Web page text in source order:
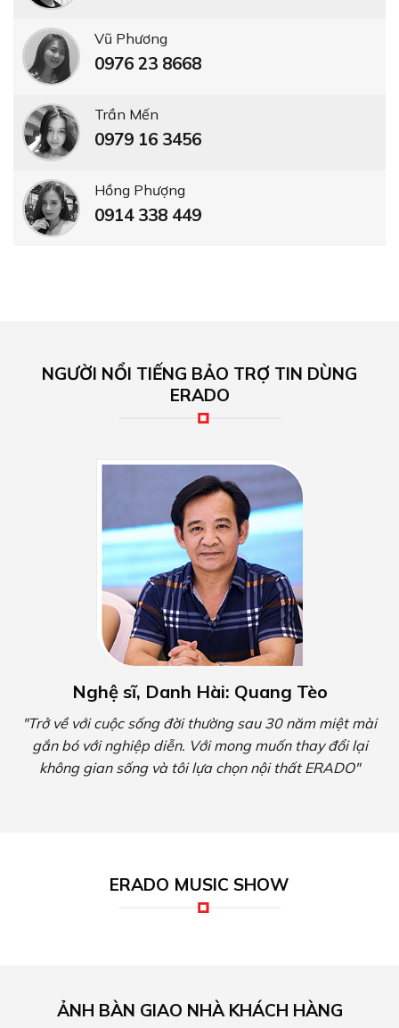
Vũ Phương
0976 23 8668
Trần Mến
0979 16 3456
Hồng Phượng
0914 338 449
NGƯỜI NỔI TIẾNG BẢO TRỢ TIN DÙNG
ERADO
Nghệ sĩ, Danh Hài: Quang Tèo
"Trở về với cuộc sống đời thường sau 30 năm miệt mài
gắn bó với nghiệp diễn. Với mong muốn thay đổi lại
không gian sống và tôi lựa chọn nội thất ERADO"
ERADO MUSIC SHOW
ẢNH BÀN GIAO NHÀ KHÁCH HÀNG